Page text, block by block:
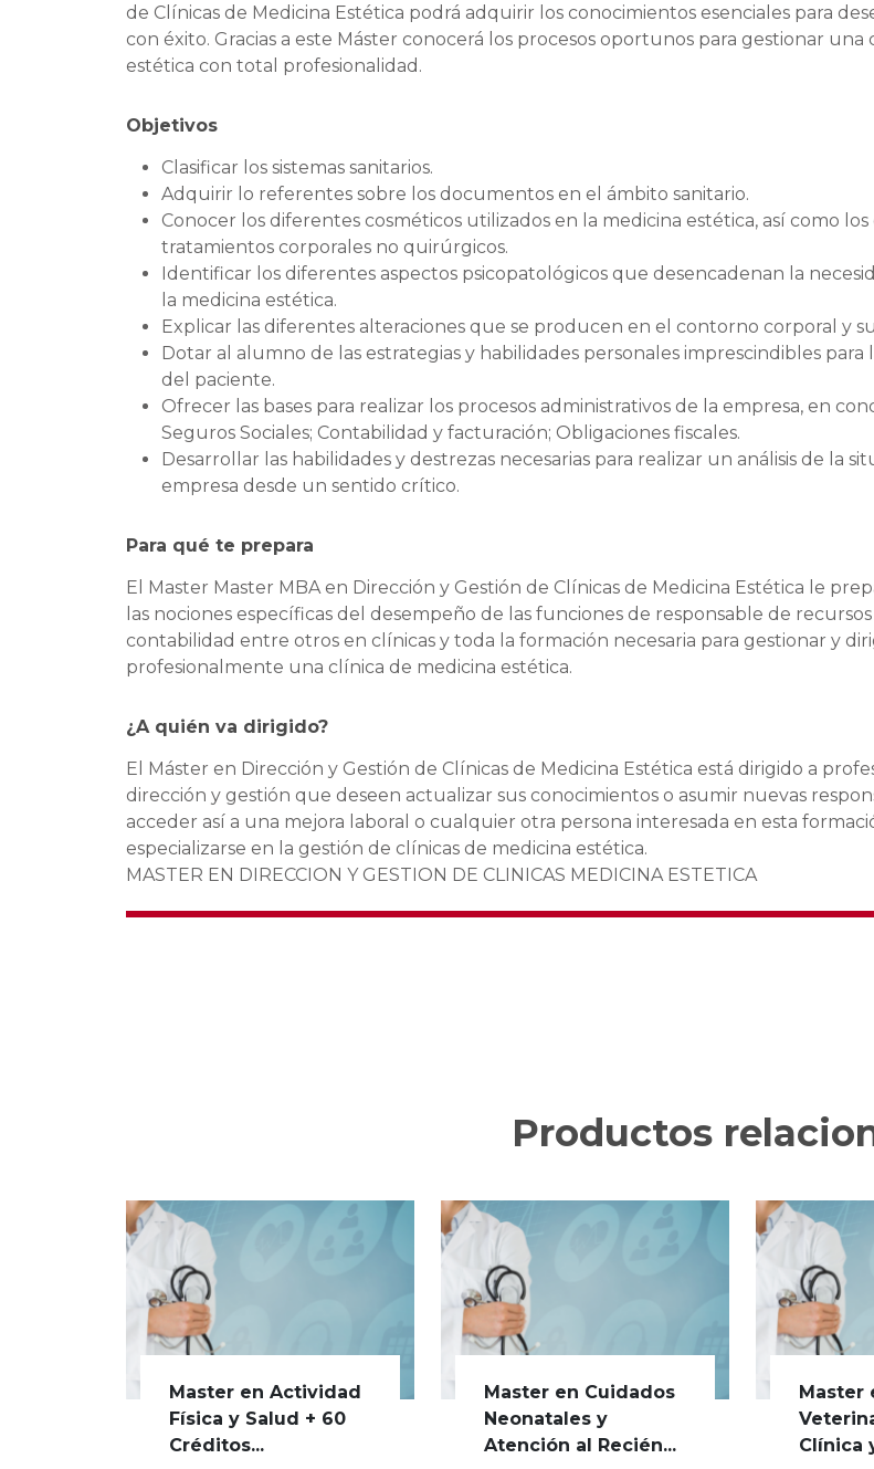
de Clínicas de Medicina Estética podrá adquirir los conocimientos esenciales para
con éxito. Gracias a este Máster conocerá los procesos oportunos para gestionar una
estética con total profesionalidad.
Objetivos
Clasificar los sistemas sanitarios.
Adquirir lo referentes sobre los documentos en el ámbito sanitario.
Conocer los diferentes cosméticos utilizados en la medicina estética, así como
tratamientos corporales no quirúrgicos.
Identificar los diferentes aspectos psicopatológicos que desencadenan la
la medicina estética.
Explicar las diferentes alteraciones que se producen en el contorno corporal y
Dotar al alumno de las estrategias y habilidades personales imprescindibles para
del paciente.
Ofrecer las bases para realizar los procesos administrativos de la empresa, en
Seguros Sociales; Contabilidad y facturación; Obligaciones fiscales.
Desarrollar las habilidades y destrezas necesarias para realizar un análisis de la
empresa desde un sentido crítico.
Para qué te prepara
El Master Master MBA en Dirección y Gestión de Clínicas de Medicina Estética le
las nociones específicas del desempeño de las funciones de responsable de
contabilidad entre otros en clínicas y toda la formación necesaria para gestionar y
profesionalmente una clínica de medicina estética.
¿A quién va dirigido?
El Máster en Dirección y Gestión de Clínicas de Medicina Estética está dirigido a
dirección y gestión que deseen actualizar sus conocimientos o asumir nuevas
acceder así a una mejora laboral o cualquier otra persona interesada en esta
especializarse en la gestión de clínicas de medicina estética.
MASTER EN DIRECCION Y GESTION DE CLINICAS MEDICINA ESTETICA
Productos
Master en Actividad
Física y Salud + 60
Créditos...
Master en Cuidados
Neonatales y
Atención al Recién...
Master
Clínica